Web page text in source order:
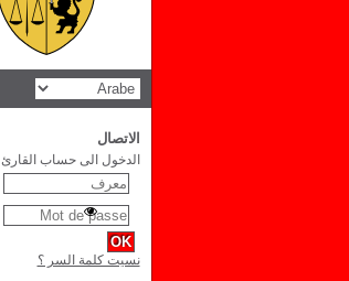
الاتصال
الدخول الى حساب القارئ
نسيت كلمة السر ؟